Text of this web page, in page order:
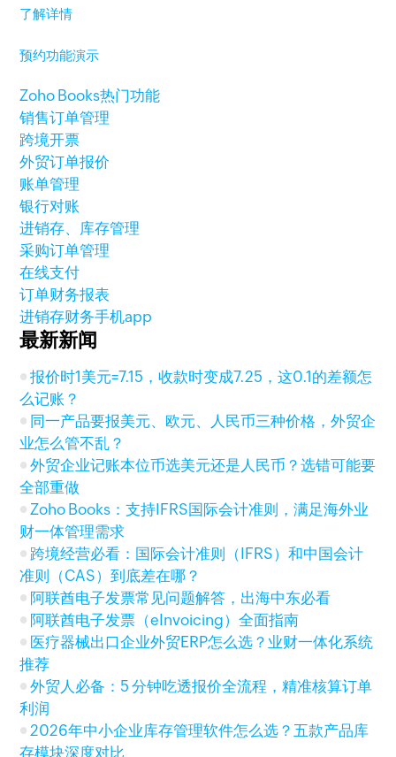
了解详情
预约功能演示
Zoho Books热门功能
销售订单管理
跨境开票
外贸订单报价
账单管理
银行对账
进销存、库存管理
采购订单管理
在线支付
订单财务报表
进销存财务手机app
最新新闻
报价时1美元=7.15，收款时变成7.25，这0.1的差额怎
么记账？
同一产品要报美元、欧元、人民币三种价格，外贸企
业怎么管不乱？
外贸企业记账本位币选美元还是人民币？选错可能要
全部重做
Zoho Books：支持IFRS国际会计准则，满足海外业
财一体管理需求
跨境经营必看：国际会计准则（IFRS）和中国会计
准则（CAS）到底差在哪？
阿联酋电子发票常见问题解答，出海中东必看
阿联酋电子发票（eInvoicing）全面指南
医疗器械出口企业外贸ERP怎么选？业财一体化系统
推荐
外贸人必备：5 分钟吃透报价全流程，精准核算订单
利润
2026年中小企业库存管理软件怎么选？五款产品库
存模块深度对比